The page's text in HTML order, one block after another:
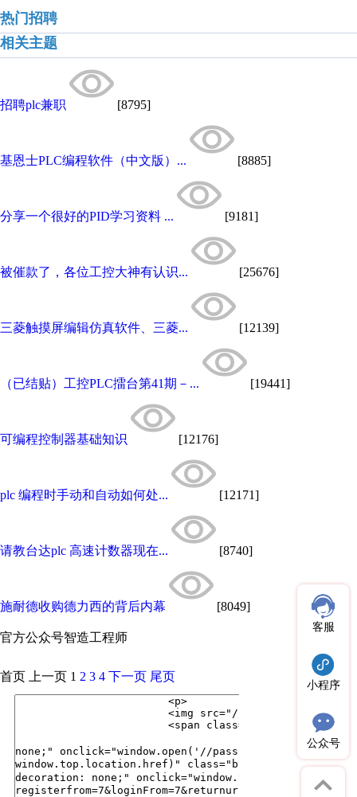
热门招聘
相关主题
招聘plc兼职 [8795]
基恩士PLC编程软件（中文版）... [8885]
分享一个很好的PID学习资料 ... [9181]
被催款了，各位工控大神有认识... [25676]
三菱触摸屏编辑仿真软件、三菱... [12139]
（已结贴）工控PLC擂台第41期－... [19441]
可编程控制器基础知识 [12176]
plc 编程时手动和自动如何处... [12171]
请教台达plc 高速计数器现在... [8740]
施耐德收购德力西的背后内幕 [8049]
官方公众号智造工程师
客服
小程序
公众号
首页 上一页 1 2 3 4 下一页 尾页